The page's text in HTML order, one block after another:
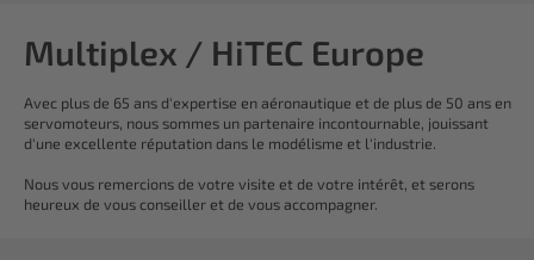
Multiplex / HiTEC Europe
Avec plus de 65 ans d'expertise en aéronautique et de plus de 50 ans en
servomoteurs, nous sommes un partenaire incontournable, jouissant
d'une excellente réputation dans le modélisme et l'industrie.
Nous vous remercions de votre visite et de votre intérêt, et serons
heureux de vous conseiller et de vous accompagner.